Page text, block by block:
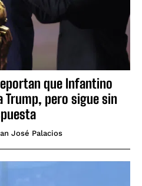
que Infantino
pero sigue sin
José Palacios